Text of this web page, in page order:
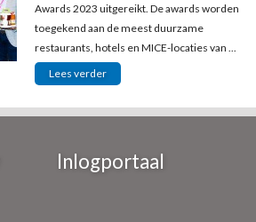
Awards 2023 uitgereikt. De awards worden
toegekend aan de meest duurzame
restaurants, hotels en MICE-locaties van ...
Lees verder
Inlogportaal